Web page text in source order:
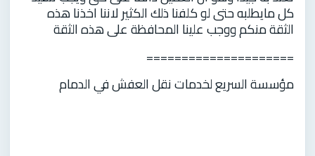
كل مايطلبه حتى لو كلفنا ذلك الكثير لاننا اخذنا هذه
الثقة منكم ووجب علينا المحافظة على هذه الثقة
=====================
مؤسسة السريع لخدمات نقل العفش في الدمام